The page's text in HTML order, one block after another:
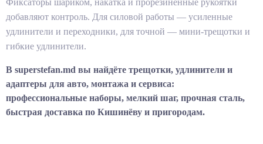
Фиксаторы шариком, накатка и прорезиненные рукоятки
добавляют контроль. Для силовой работы — усиленные
удлинители и переходники, для точной — мини-трещотки и
гибкие удлинители.
В superstefan.md вы найдёте трещотки, удлинители и
адаптеры для авто, монтажа и сервиса:
профессиональные наборы, мелкий шаг, прочная сталь,
быстрая доставка по Кишинёву и пригородам.